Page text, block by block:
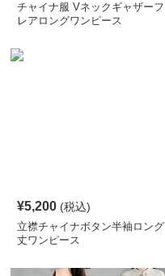
チャイナ服 Vネックギャザーフ
レアロングワンピース
¥5,200 (税込)
立襟チャイナボタン半袖ロング
丈ワンピース